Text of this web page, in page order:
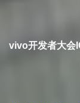
vivo开发者大会